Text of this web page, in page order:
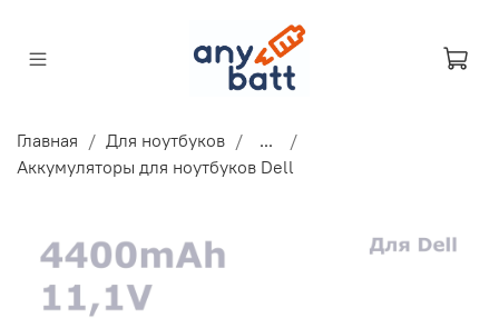
Главная Для ноутбуков
...
Аккумуляторы для ноутбуков Dell